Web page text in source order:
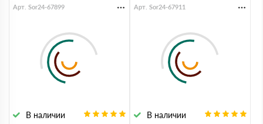
В наличии
Арт. Sor24-67899
В наличии
Арт. Sor24-67911